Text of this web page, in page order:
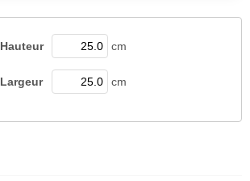
Hauteur cm
Largeur cm